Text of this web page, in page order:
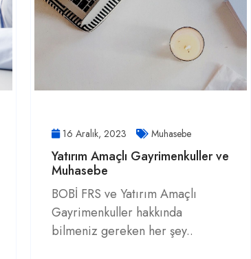
16 Aralık, 2023 Muhasebe
Yatırım Amaçlı Gayrimenkuller ve
Muhasebe
BOBİ FRS ve Yatırım Amaçlı
Gayrimenkuller hakkında
bilmeniz gereken her şey..